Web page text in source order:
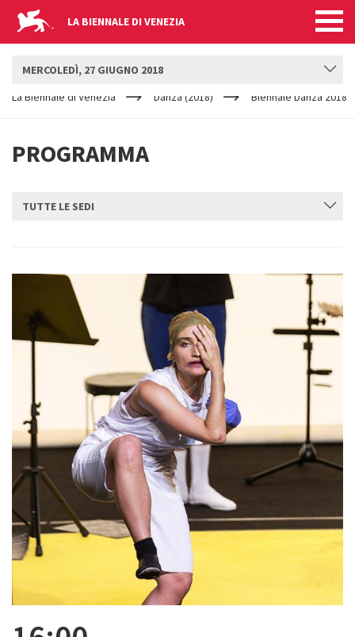
LA BIENNALE DI VENEZIA
ARE
La Biennale di Venezia Danza (2018) Biennale Danza 2018
PROGRAMMA
MERCOLEDÌ, 27 GIUGNO 2018
TUTTE LE SEDI